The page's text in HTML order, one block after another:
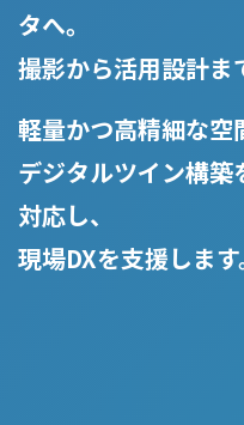
タへ。
撮影から活用設計ま
軽量かつ高精細な空
デジタルツイン構
対応し、
現場DXを支援します